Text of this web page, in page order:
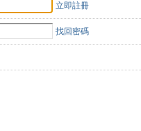
立即註冊
找回密碼